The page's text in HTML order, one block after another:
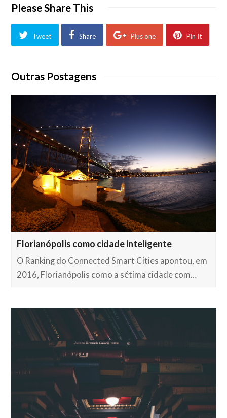
Please Share This
Tweet Share Plus one Pin It
Outras Postagens
Florianópolis como cidade inteligente
O Ranking do Connected Smart Cities apontou, em
2016, Florianópolis como a sétima cidade com…